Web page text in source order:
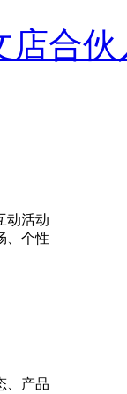
店合
动活动
、个性
、产品